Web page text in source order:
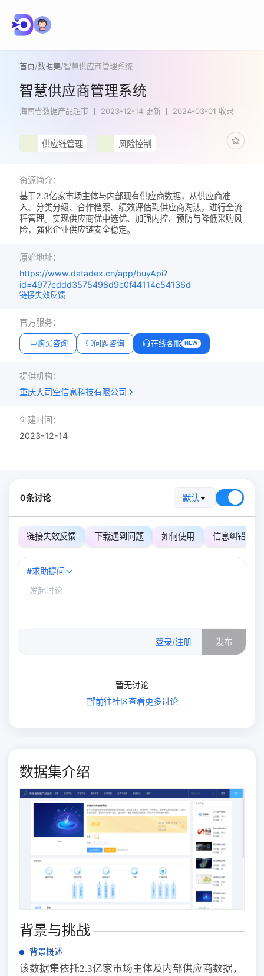
首页/数据集/智慧供应商管理系统
智慧供应商管理系统
海南省数据产品超市 2023-12-14 更新 2024-03-01 收录
供应链管理 风险控制
资源简介：
基于2.3亿家市场主体与内部现有供应商数据，从供应商准
入、分类分级、合作档案、绩效评估到供应商淘汰，进行全流
程管理。实现供应商优中选优、加强内控、预防与降低采购风
险，强化企业供应链安全稳定。
原始地址：
https://www.datadex.cn/app/buyApi?
id=4977cddd3575498d9c0f44114c54136d
链接失效反馈
官方服务：
购买咨询 问题咨询 在线客服 NEW
提供机构：
重庆大司空信息科技有限公司
创建时间：
2023-12-14
0条讨论 默认
链接失效反馈 下载遇到问题 如何使用 信息纠错
#求助提问
登录/注册 发布
暂无讨论
前往社区查看更多讨论
数据集介绍
背景与挑战
背景概述
该数据集依托2.3亿家市场主体及内部供应商数据，